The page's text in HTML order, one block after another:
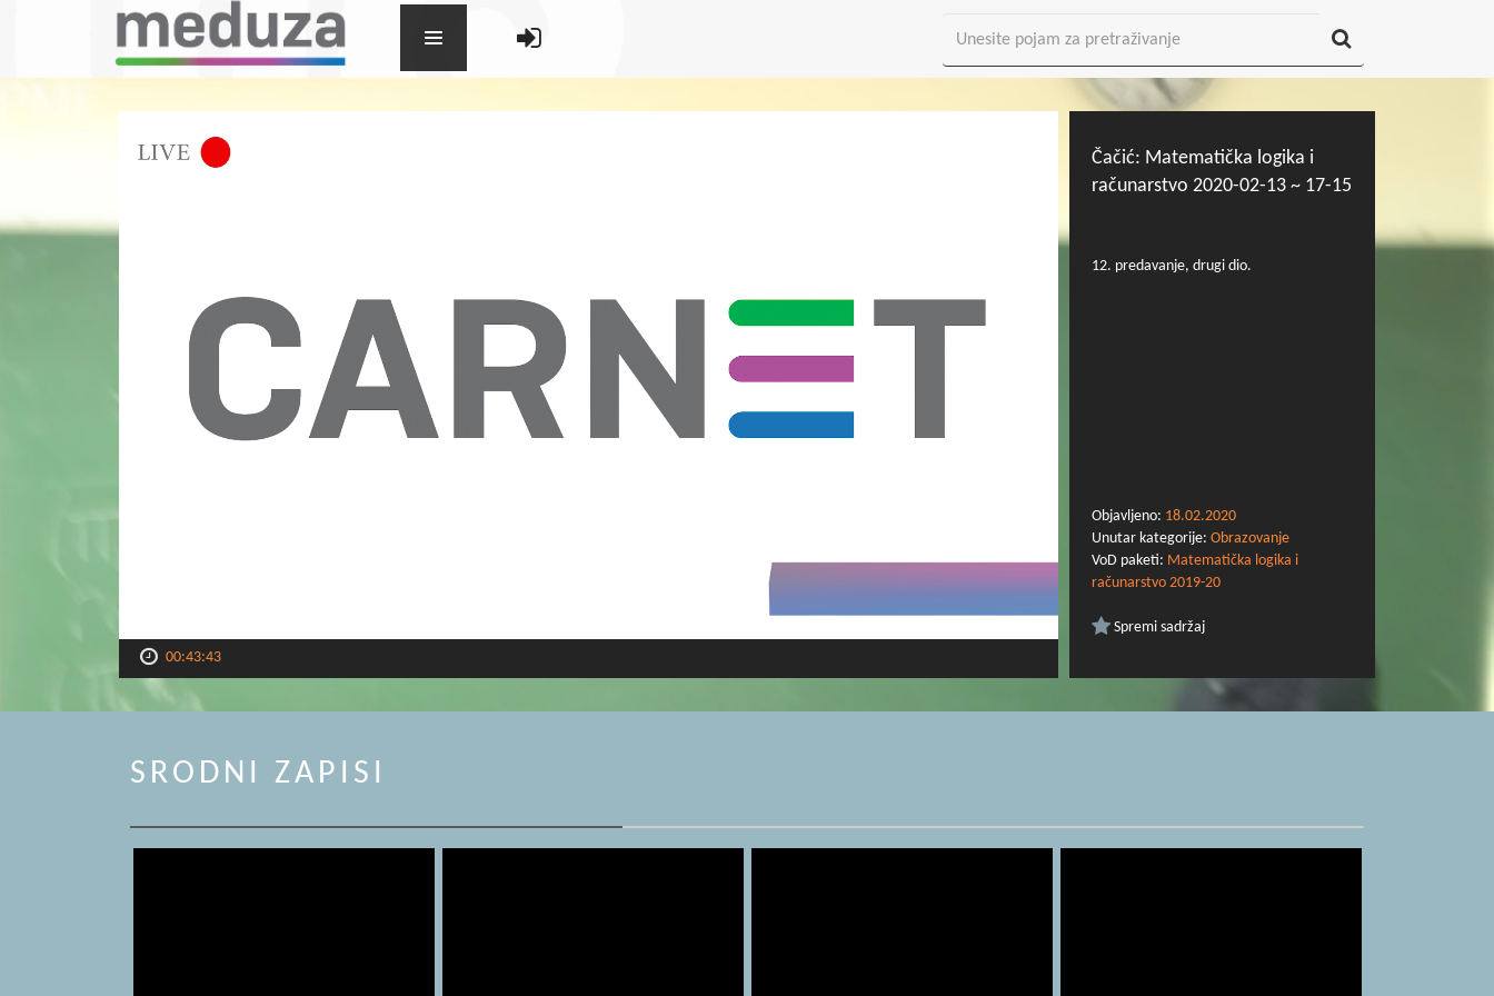
00:43:43
Čačić: Matematička logika i
računarstvo 2020-02-13 ~ 17-15
12. predavanje, drugi dio.
Objavljeno: 18.02.2020
Unutar kategorije: Obrazovanje
VoD paketi: Matematička logika i
računarstvo 2019-20
Spremi sadržaj
SRODNI ZAPISI